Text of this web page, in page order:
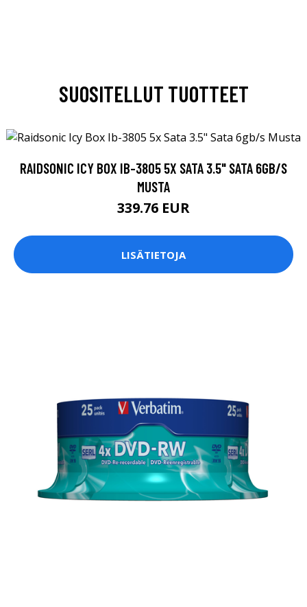
SUOSITELLUT TUOTTEET
RAIDSONIC ICY BOX IB-3805 5X SATA 3.5" SATA 6GB/S
MUSTA
339.76 EUR
LISÄTIETOJA